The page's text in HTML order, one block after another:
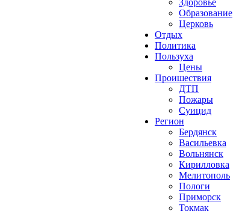
Образование
Церковь
Отдых
Политика
Пользуха
Цены
Проишествия
ДТП
Пожары
Суицид
Регион
Бердянск
Васильевка
Вольнянск
Кирилловка
Мелитополь
Пологи
Приморск
Токмак